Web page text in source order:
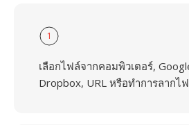
1
เลือกไฟล์จากคอมพิวเตอร์,
Dropbox, URL หรือทำการลากไ